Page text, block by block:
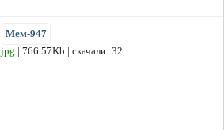
Мем-947
jpg | 766.57Kb | скачали: 32